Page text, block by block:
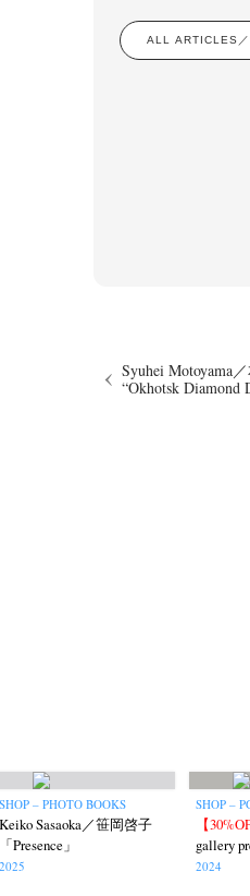
gallery File (16) photographers’
(32) Shoreline (56) Special
ALL ARTICLES／
Syuhei Motoyama
“Okhotsk Diamond
SHOP – PHOTO BOOKS
Keiko Sasaoka／笹岡啓子
「Presence」
2025
SHOP –
【
gallery
2024